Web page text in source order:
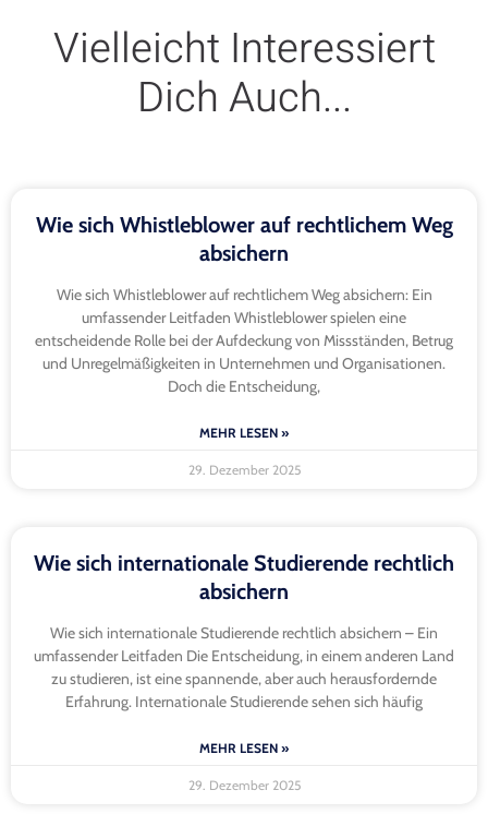
Vielleicht Interessiert
Dich Auch...
Wie sich Whistleblower auf rechtlichem Weg
absichern
Wie sich Whistleblower auf rechtlichem Weg absichern: Ein
umfassender Leitfaden Whistleblower spielen eine
entscheidende Rolle bei der Aufdeckung von Missständen, Betrug
und Unregelmäßigkeiten in Unternehmen und Organisationen.
Doch die Entscheidung,
MEHR LESEN »
29. Dezember 2025
Wie sich internationale Studierende rechtlich
absichern
Wie sich internationale Studierende rechtlich absichern – Ein
umfassender Leitfaden Die Entscheidung, in einem anderen Land
zu studieren, ist eine spannende, aber auch herausfordernde
Erfahrung. Internationale Studierende sehen sich häufig
MEHR LESEN »
29. Dezember 2025